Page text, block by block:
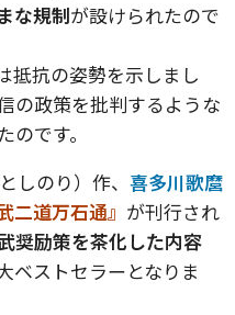
な規制が設けられたので
抵抗の姿勢を示しまし
の政策を批判するような
です。
しのり）作、 喜多川歌麿
二道万石通』 が刊行され
奨励策を茶化した内容
ベストセラーとなりま